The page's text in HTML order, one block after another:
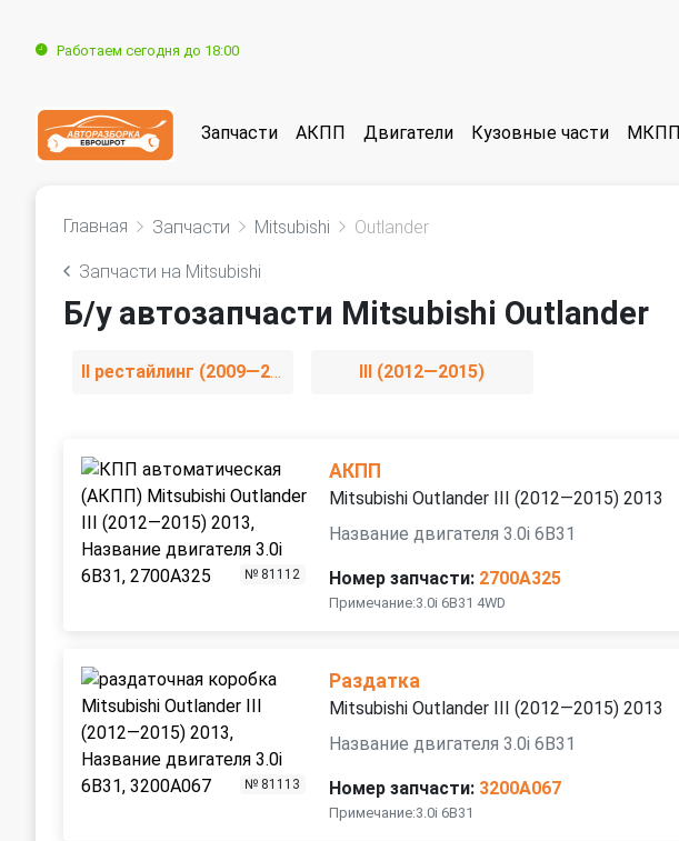
Работаем сегодня до 18:00
Запчасти АКПП Двигатели Кузовные части МКПП
Главная Запчасти Mitsubishi Outlander
Запчасти на Mitsubishi
Б/у автозапчасти Mitsubishi Outlander
II рестайлинг (2009—2013) III (2012—2015)
№ 81112
АКПП
Mitsubishi Outlander III (2012—2015) 2013
Название двигателя 3.0i 6B31
Номер запчасти: 2700A325
Примечание:3.0i 6B31 4WD
№ 81113
Раздатка
Mitsubishi Outlander III (2012—2015) 2013
Название двигателя 3.0i 6B31
Номер запчасти: 3200A067
Примечание:3.0i 6B31